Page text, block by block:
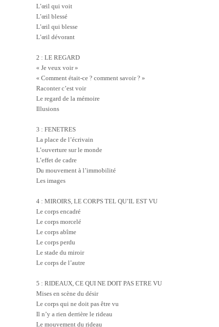
L’œil qui voit
L’œil blessé
L’œil qui blesse
L’œil dévorant
2 : LE REGARD
« Je veux voir »
« Comment était-ce ? comment savoir ? »
Raconter c’est voir
Le regard de la mémoire
Illusions
3 : FENETRES
La place de l’écrivain
L’ouverture sur le monde
L’effet de cadre
Du mouvement à l’immobilité
Les images
4 : MIROIRS, LE CORPS TEL QU’IL EST VU
Le corps encadré
Le corps morcelé
Le corps abîme
Le corps perdu
Le stade du miroir
Le corps de l’autre
5 : RIDEAUX, CE QUI NE DOIT PAS ETRE VU
Mises en scène du désir
Le corps qui ne doit pas être vu
Il n’y a rien derrière le rideau
Le mouvement du rideau